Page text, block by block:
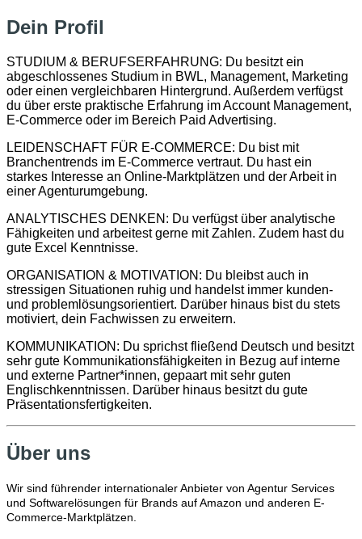
Dein Profil
STUDIUM & BERUFSERFAHRUNG: Du besitzt ein
abgeschlossenes Studium in BWL, Management, Marketing
oder einen vergleichbaren Hintergrund. Außerdem verfügst
du über erste praktische Erfahrung im Account Management,
E-Commerce oder im Bereich Paid Advertising.
LEIDENSCHAFT FÜR E-COMMERCE: Du bist mit
Branchentrends im E-Commerce vertraut. Du hast ein
starkes Interesse an Online-Marktplätzen und der Arbeit in
einer Agenturumgebung.
ANALYTISCHES DENKEN: Du verfügst über analytische
Fähigkeiten und arbeitest gerne mit Zahlen. Zudem hast du
gute Excel Kenntnisse.
ORGANISATION & MOTIVATION: Du bleibst auch in
stressigen Situationen ruhig und handelst immer kunden-
und problemlösungsorientiert. Darüber hinaus bist du stets
motiviert, dein Fachwissen zu erweitern.
KOMMUNIKATION: Du sprichst fließend Deutsch und besitzt
sehr gute Kommunikationsfähigkeiten in Bezug auf interne
und externe Partner*innen, gepaart mit sehr guten
Englischkenntnissen. Darüber hinaus besitzt du gute
Präsentationsfertigkeiten.
Über uns
Wir sind führender internationaler Anbieter von Agentur Services
und Softwarelösungen für Brands auf Amazon und anderen E-
Commerce-Marktplätzen.